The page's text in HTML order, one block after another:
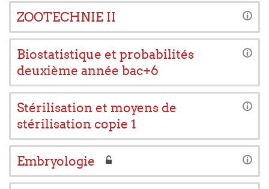
ZOOTECHNIE II
Biostatistique et probabilités
deuxième année bac+6
Stérilisation et moyens de
stérilisation copie 1
Embryologie